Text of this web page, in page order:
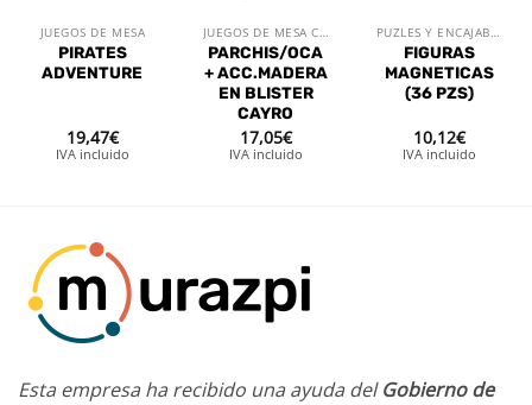
JUEGOS DE MESA
PIRATES
ADVENTURE
19,47€
IVA incluido
JUEGOS DE MESA CLÁSICOS
PARCHIS/OCA
+ ACC.MADERA
EN BLISTER
CAYRO
17,05€
IVA incluido
PUZLES Y ENCAJABLES
FIGURAS
MAGNETICAS
(36 PZS)
10,12€
IVA incluido
Esta empresa ha recibido una ayuda delGobierno de